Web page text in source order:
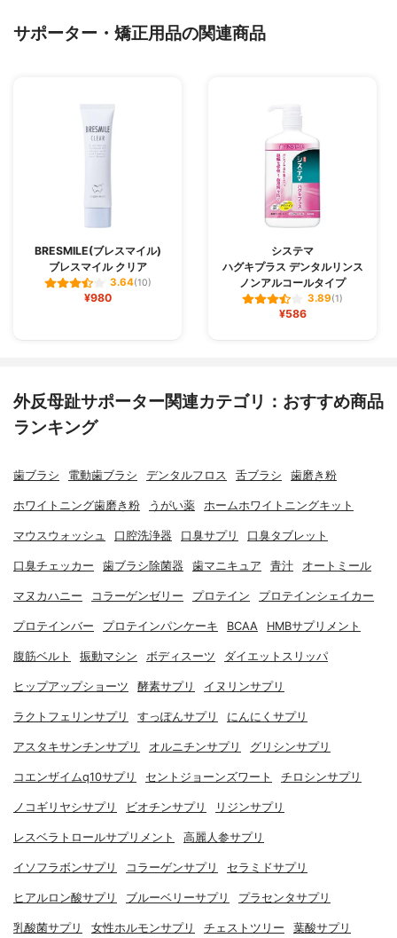
サポーター・矯正用品の関連商品
BRESMILE(ブレスマイル)
ブレスマイル クリア
3.64(10)
¥980
システマ
ハグキプラス デンタルリンス
ノンアルコールタイプ
3.89(1)
¥586
外反母趾サポーター関連カテゴリ：おすすめ商品
ランキング
歯ブラシ 電動歯ブラシ デンタルフロス 舌ブラシ 歯磨き粉
ホワイトニング歯磨き粉 うがい薬 ホームホワイトニングキット
マウスウォッシュ 口腔洗浄器 口臭サプリ 口臭タブレット
口臭チェッカー 歯ブラシ除菌器 歯マニキュア 青汁 オートミール
マヌカハニー コラーゲンゼリー プロテイン プロテインシェイカー
プロテインバー プロテインパンケーキ BCAA HMBサプリメント
腹筋ベルト 振動マシン ボディスーツ ダイエットスリッパ
ヒップアップショーツ 酵素サプリ イヌリンサプリ
ラクトフェリンサプリ すっぽんサプリ にんにくサプリ
アスタキサンチンサプリ オルニチンサプリ グリシンサプリ
コエンザイムq10サプリ セントジョーンズワート チロシンサプリ
ノコギリヤシサプリ ビオチンサプリ リジンサプリ
レスベラトロールサプリメント 高麗人参サプリ
イソフラボンサプリ コラーゲンサプリ セラミドサプリ
ヒアルロン酸サプリ ブルーベリーサプリ プラセンタサプリ
乳酸菌サプリ 女性ホルモンサプリ チェストツリー 葉酸サプリ